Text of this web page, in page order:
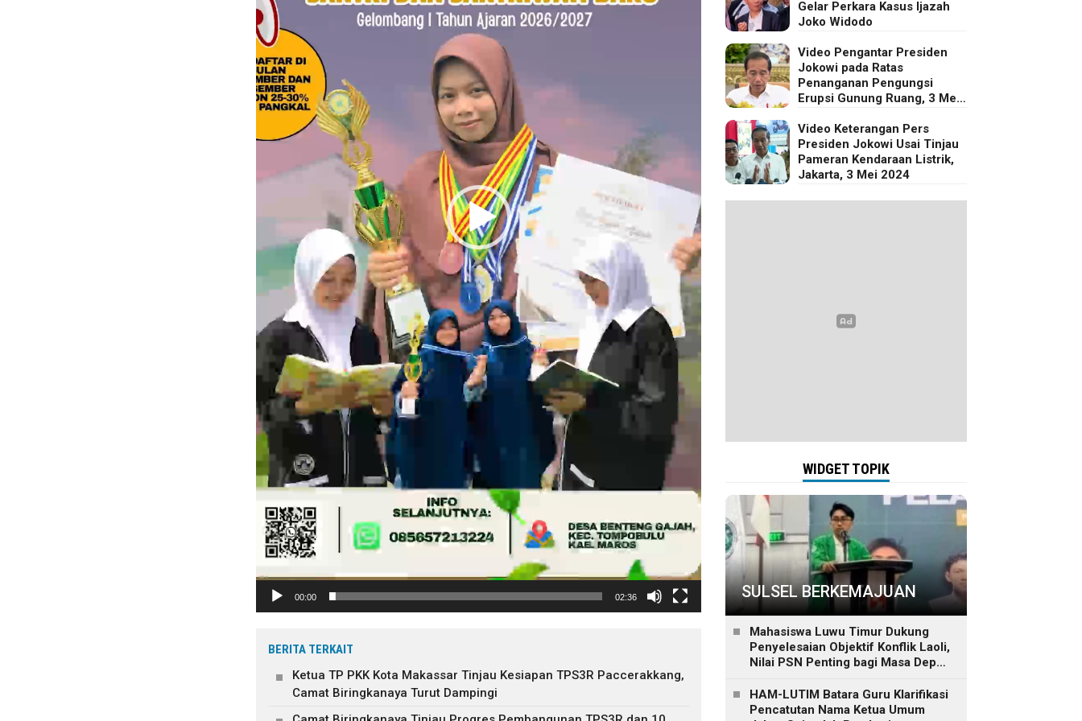
00:00 02:36
BERITA TERKAIT
Ketua TP PKK Kota Makassar Tinjau Kesiapan TPS3R Paccerakkang,
Camat Biringkanaya Turut Dampingi
Gelar Perkara Kasus Ijazah
Joko Widodo
Video Pengantar Presiden
Jokowi pada Ratas
Penanganan Pengungsi
Erupsi Gunung Ruang, 3 Mei
Video Keterangan Pers
Presiden Jokowi Usai Tinjau
Pameran Kendaraan Listrik,
Jakarta, 3 Mei 2024
WIDGET TOPIK
SULSEL BERKEMAJUAN
Mahasiswa Luwu Timur Dukung
Penyelesaian Objektif Konflik Laoli,
Nilai PSN Penting bagi Masa Depan
HAM-LUTIM Batara Guru Klarifikasi
Pencatutan Nama Ketua Umum